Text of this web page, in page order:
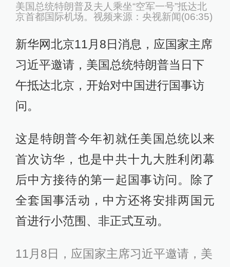
美国总统特朗普及夫人乘坐“空军一号”抵达北
京首都国际机场。视频来源：央视新闻(06:35)
新华网北京11月8日消息，应国家主席
习近平邀请，美国总统特朗普当日下
午抵达北京，开始对中国进行国事访
问。
这是特朗普今年初就任美国总统以来
首次访华，也是中共十九大胜利闭幕
后中方接待的第一起国事访问。除了
全套国事活动，中方还将安排两国元
首进行小范围、非正式互动。
11月8日，应国家主席习近平邀请，美